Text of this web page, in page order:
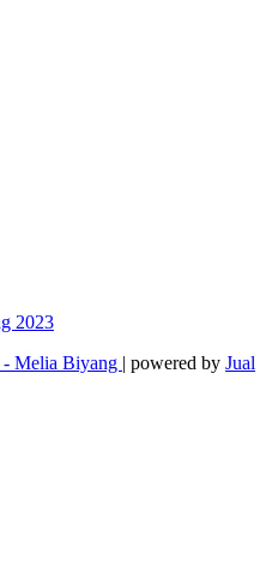
2023
Melia Biyang | powered by Jual